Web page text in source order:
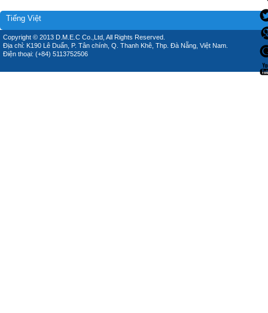
Tiếng Việt
Copyright © 2013 D.M.E.C Co.,Ltd, All Rights Reserved.
Địa chỉ: K190 Lê Duẩn, P. Tân chính, Q. Thanh Khê, Thp. Đà Nẵng, Việt Nam.
Điện thoại: (+84) 5113752506